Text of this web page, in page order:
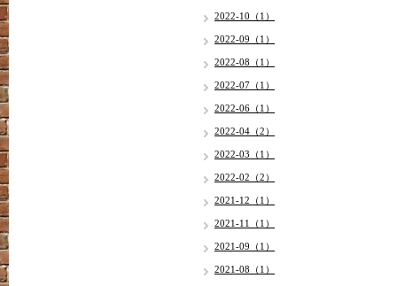
2022-10（1）
2022-09（1）
2022-08（1）
2022-07（1）
2022-06（1）
2022-04（2）
2022-03（1）
2022-02（2）
2021-12（1）
2021-11（1）
2021-09（1）
2021-08（1）